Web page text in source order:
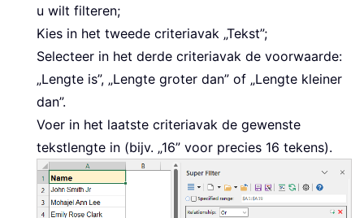
u wilt filteren;
Kies in het tweede criteriavak „Tekst”;
Selecteer in het derde criteriavak de voorwaarde:
„Lengte is”, „Lengte groter dan” of „Lengte kleiner
dan”.
Voer in het laatste criteriavak de gewenste
tekstlengte in (bijv. „16” voor precies 16 tekens).